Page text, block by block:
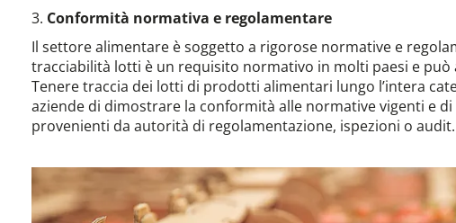
3. Conformità normativa e regolamentare
Il settore alimentare è soggetto a rigorose normative e
tracciabilità lotti è un requisito normativo in molti paesi e
Tenere traccia dei lotti di prodotti alimentari lungo l’intera
aziende di dimostrare la conformità alle normative vigenti e
provenienti da autorità di regolamentazione, ispezioni o audit.